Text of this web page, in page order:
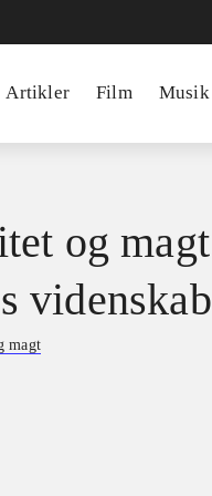
Artikler Film Musik
og
videnskab
magt